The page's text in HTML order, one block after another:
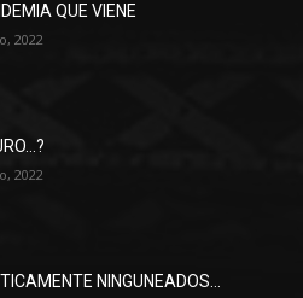
QUE VIENE
2022
2022
NINGUNEADOS…